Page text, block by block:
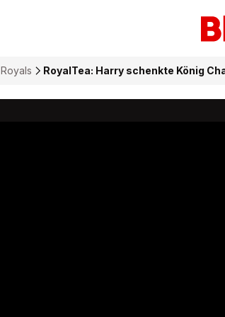
Royals RoyalTea: Harry schenkte König